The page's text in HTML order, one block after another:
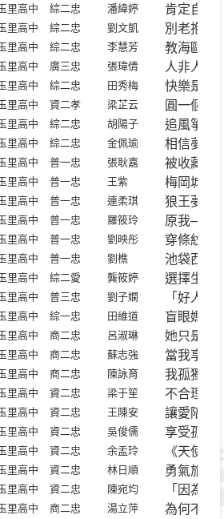
里高中 綜二忠 潘緯婷
肯定自己
里高中 綜二忠 劉文凱
別老抱怨
里高中 綜二忠 李慧芳
教海鷗飛
里高中 廣三忠 張瑋倩
人非人
里高中 綜二忠 田秀梅
快樂是自
里高中 資二孝 梁芷云
圓一個人
里高中 綜二忠 胡陽子
追風箏的
里高中 綜二忠 金佩瑜
相信夢想
里高中 普一忠 張耿嘉
被收藏的
里高中 普一忠 王紫
梅岡城故
里高中 普一忠 連柔琪
狼王夢
里高中 普一忠 羅筱玲
原我──與
里高中 普一忠 劉映彤
穿條紋衣
里高中 普一忠 劉樵
池袋西口
里高中 綜二愛 龔筱婷
選擇生命
里高中 普三忠 劉子嫻
「好人
里高中 綜一忠 田維道
盲眼媽媽
里高中 商二忠 呂淑琳
她只是個
里高中 商二忠 蘇志強
當我享受
里高中 商二忠 陳詠育
我孤獨的
里高中 資二忠 梁于笙
不合理的
里高中 資二忠 王陳安
讓愛陪你
里高中 資二忠 吳俊儒
享受孤獨
里高中 資二忠 余盂玲
《天使書
里高中 資二忠 林日順
勇氣旅程
里高中 資二忠 陳宛均
「因為孤
里高中 商二忠 湯立萍
為何不孤